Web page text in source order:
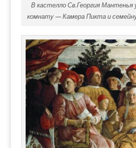
В кастелло Св.Георгия Мантенья
комнату — Камера Пикта и